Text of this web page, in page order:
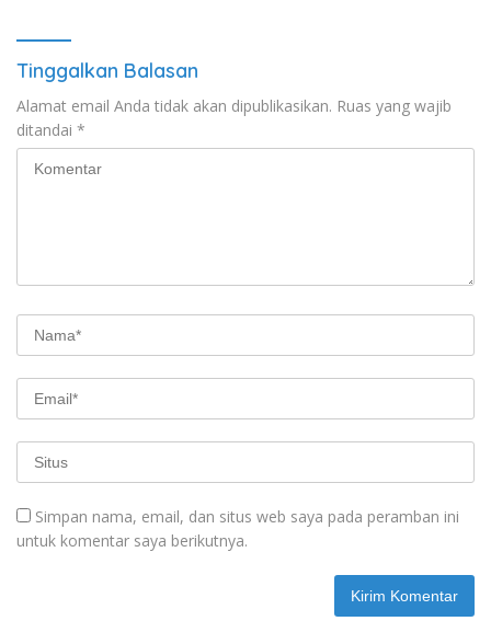
Tinggalkan Balasan
Alamat email Anda tidak akan dipublikasikan. Ruas yang wajib
ditandai *
Simpan nama, email, dan situs web saya pada peramban ini
untuk komentar saya berikutnya.